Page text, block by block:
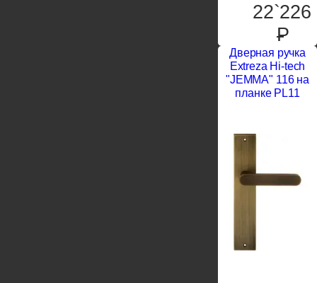
22`226
P
Дверная ручка
Extreza Hi-tech
"JEMMA" 116 на
планке PL11